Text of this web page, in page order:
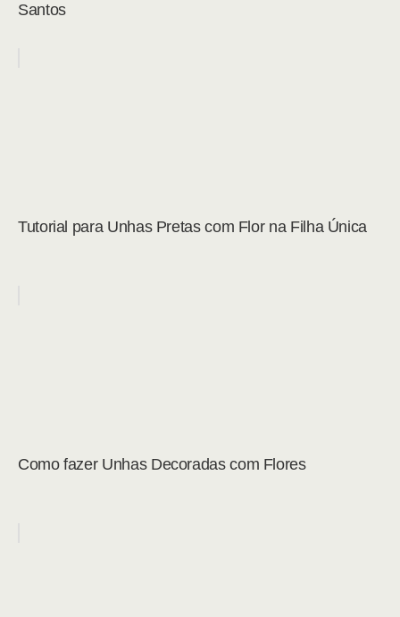
Santos
Tutorial para Unhas Pretas com Flor na Filha Única
Como fazer Unhas Decoradas com Flores